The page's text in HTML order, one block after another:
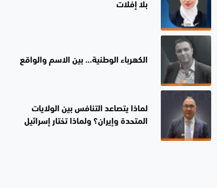
بلا إفلات
الكهرباء الوطنية… بين الاسم والواقع
لماذا يتصاعد التنافس بين الولايات
المتحدة وإيران؟ ولماذا تختار إسرائيل